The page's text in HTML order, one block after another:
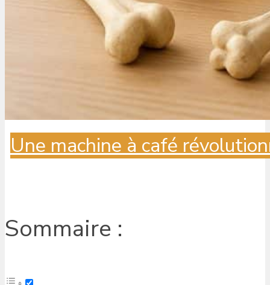
Une machine à café
Sommaire :